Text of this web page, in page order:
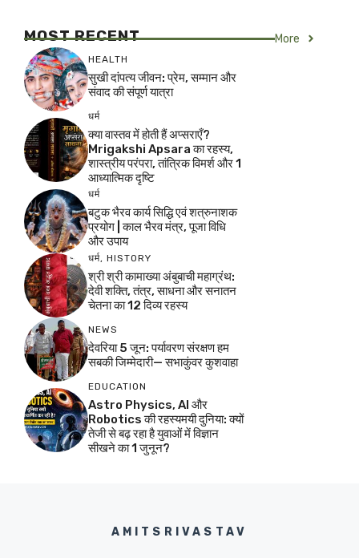
MOST RECENT More
HEALTH
सुखी दांपत्य जीवन: प्रेम, सम्मान और
संवाद की संपूर्ण यात्रा
धर्म
क्या वास्तव में होती हैं अप्सराएँ?
Mrigakshi Apsara का रहस्य,
शास्त्रीय परंपरा, तांत्रिक विमर्श और 1
आध्यात्मिक दृष्टि
धर्म
बटुक भैरव कार्य सिद्धि एवं शत्रुनाशक
प्रयोग | काल भैरव मंत्र, पूजा विधि
और उपाय
धर्म, HISTORY
श्री श्री कामाख्या अंबुबाची महाग्रंथ:
देवी शक्ति, तंत्र, साधना और सनातन
चेतना का 12 दिव्य रहस्य
NEWS
देवरिया 5 जून: पर्यावरण संरक्षण हम
सबकी जिम्मेदारी— सभाकुंवर कुशवाहा
EDUCATION
Astro Physics, AI और
Robotics की रहस्यमयी दुनिया: क्यों
तेजी से बढ़ रहा है युवाओं में विज्ञान
सीखने का 1 जुनून?
AMITSRIVASTAV